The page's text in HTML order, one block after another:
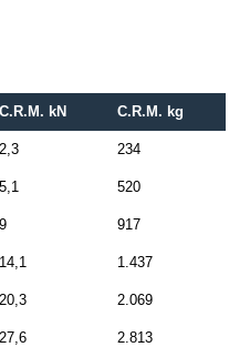
C.R.M. kN C.R.M. kg
2,3 234
5,1 520
9 917
14,1 1.437
20,3 2.069
27,6 2.813